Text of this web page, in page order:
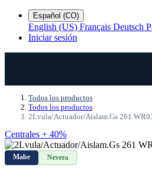
Español (CO)
English (US) Français Deutsch
Iniciar sesión
Todos los productos
Todos los productos
2Lvula/Actuador/Aislam.Gs 261
Centrales + 40%
Mabe Nevera